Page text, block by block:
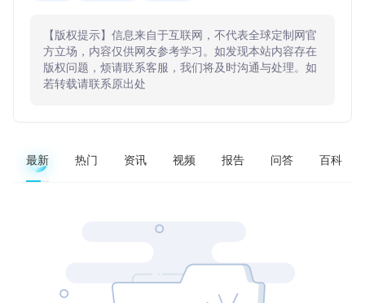
【版权提示】信息来自于互联网，不代表全球定制网官
方立场，内容仅供网友参考学习。如发现本站内容存在
版权问题，烦请联系客服，我们将及时沟通与处理。如
若转载请联系原出处
最新 热门 资讯 视频 报告 问答 百科